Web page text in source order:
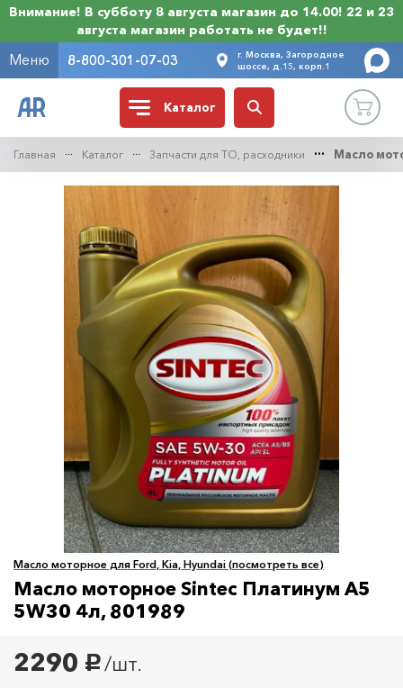
Внимание! В субботу 8 августа магазин до 14.00! 22 и 23
августа магазин работать не будет!!
Меню 8-800-301-07-03
г. Москва, Загородное
шоссе, д.15, корп.1
Каталог
Главная Каталог Запчасти для ТО, расходники Масло
Масло моторное для Ford, Kia, Hyundai (посмотреть все)
Масло моторное Sintec Платинум A5
5W30 4л, 801989
2290 руб. /шт.